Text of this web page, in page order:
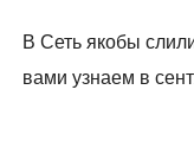
В Сеть якобы
вами узнаем в